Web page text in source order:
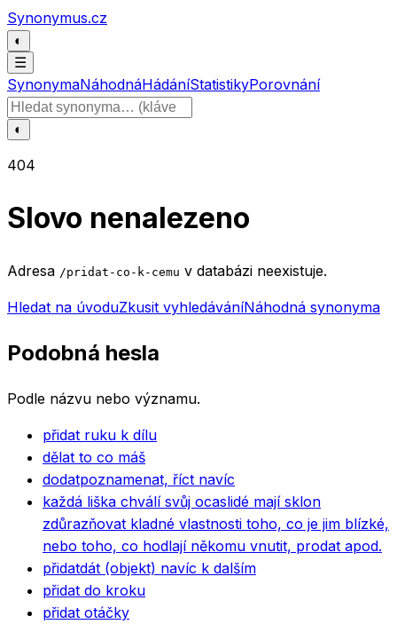
Přeskočit na obsah
Synonymus.cz
◐
☰
SynonymaNáhodnáHádáníStatistikyPorovnání
Hledat slovo
◐
404
Slovo nenalezeno
Adresa /pridat-co-k-cemu v databázi neexistuje.
Hledat na úvoduZkusit vyhledáváníNáhodná synonyma
Podobná hesla
Podle názvu nebo významu.
přidat ruku k dílu
dělat to co máš
dodatpoznamenat, říct navíc
každá liška chválí svůj ocaslidé mají sklon
zdůrazňovat kladné vlastnosti toho, co je jim blízké,
nebo toho, co hodlají někomu vnutit, prodat apod.
přidatdát (objekt) navíc k dalším
přidat do kroku
přidat otáčky